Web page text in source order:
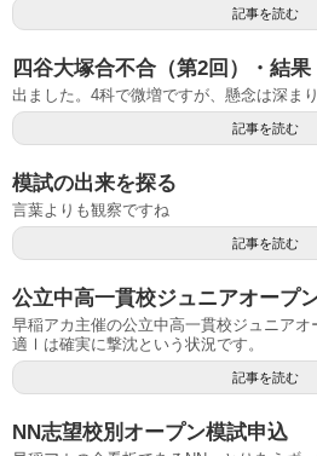
記事を読む
四谷大塚合不合（第2回）・結果
出ました。4科で微増ですが、懸念は深まり
記事を読む
模試の出来を探る
言葉よりも観察ですね
記事を読む
公立中高一貫校ジュニアオープ
早稲アカ主催の公立中高一貫校ジュニアオ
適Ⅰは確実に撃沈という状況です。
記事を読む
NN志望校別オープン模試申込